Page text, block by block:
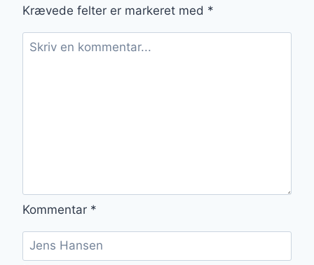
Krævede felter er markeret med *
Kommentar *